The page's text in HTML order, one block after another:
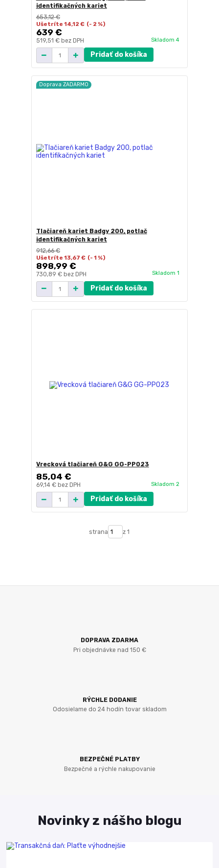
identifikačných kariet
653,12 €
Ušetríte 14,12 € (- 2 %)
639 €
519,51 € bez DPH Skladom 4
Pridať do košíka
Doprava ZADARMO
Tlačiareň kariet Badgy 200, potlač
identifikačných kariet
912,66 €
Ušetríte 13,67 € (- 1 %)
898,99 €
730,89 € bez DPH Skladom 1
Pridať do košíka
Vrecková tlačiareň G&G GG-PP023
85,04 €
69,14 € bez DPH Skladom 2
Pridať do košíka
strana z 1
DOPRAVA ZDARMA
Pri objednávke nad 150 €
RÝCHLE DODANIE
Odosielame do 24 hodín tovar skladom
BEZPEČNÉ PLATBY
Bezpečné a rýchle nakupovanie
Novinky z nášho blogu